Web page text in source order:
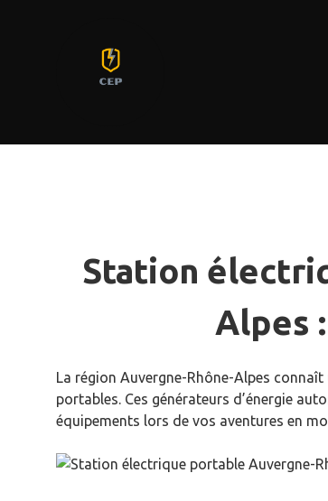
Station
Alpes
La région Auvergne-Rhône-Alpes
portables. Ces générateurs d’énergie
équipements lors de vos aventures en